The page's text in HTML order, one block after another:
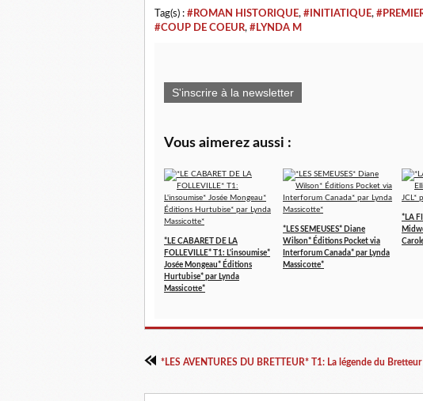
Tag(s) : #ROMAN HISTORIQUE, #INITIATIQUE,
#COUP DE COEUR, #LYNDA M
S'inscrire à la newsletter
Vous aimerez aussi :
*LE CABARET DE LA
FOLLEVILLE* T1: L'insoumise*
Josée Mongeau* Éditions
Hurtubise* par Lynda
Massicotte*
*LES SEMEUSES* Diane
Wilson* Éditions Pocket via
Interforum Canada* par Lynda
Massicotte*
*LA